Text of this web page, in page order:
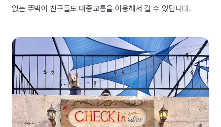
없는 뚜벅이 친구들도 대중교통을 이용해서 갈 수 있답니다.